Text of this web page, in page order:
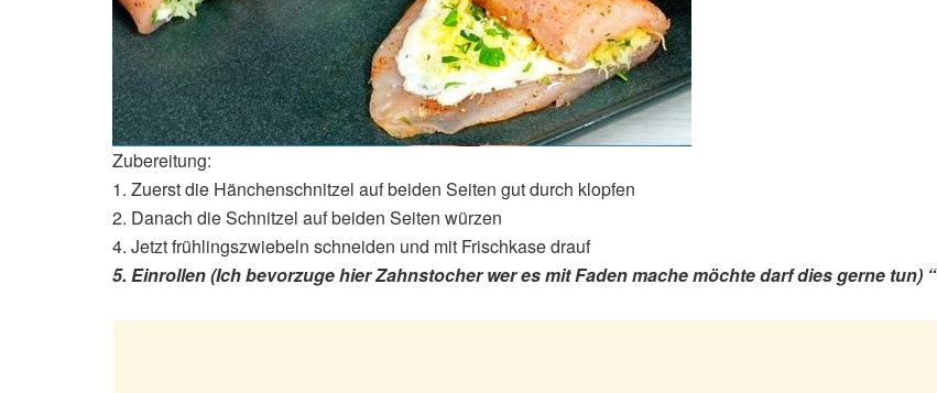
Zubereitung:
1. Zuerst die Hänchenschnitzel auf beiden Seiten gut durch klopfen
2. Danach die Schnitzel auf beiden Seiten würzen
4. Jetzt frühlingszwiebeln schneiden und mit Frischkase drauf
5. Einrollen (Ich bevorzuge hier Zahnstocher wer es mit Faden mache möchte darf dies gerne tun) “